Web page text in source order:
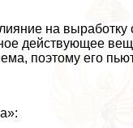
на
действующее
поэтому его